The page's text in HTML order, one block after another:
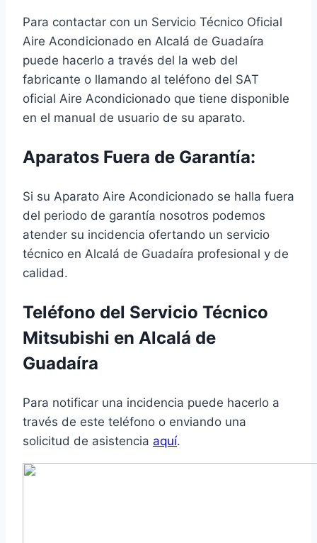
Para contactar con un Servicio Técnico Oficial
Aire Acondicionado en Alcalá de Guadaíra
puede hacerlo a través del la web del
fabricante o llamando al teléfono del SAT
oficial Aire Acondicionado que tiene disponible
en el manual de usuario de su aparato.
Aparatos Fuera de Garantía:
Si su Aparato Aire Acondicionado se halla fuera
del periodo de garantía nosotros podemos
atender su incidencia ofertando un servicio
técnico en Alcalá de Guadaíra profesional y de
calidad.
Teléfono del Servicio Técnico
Mitsubishi en Alcalá de
Guadaíra
Para notificar una incidencia puede hacerlo a
través de este teléfono o enviando una
solicitud de asistencia aquí.